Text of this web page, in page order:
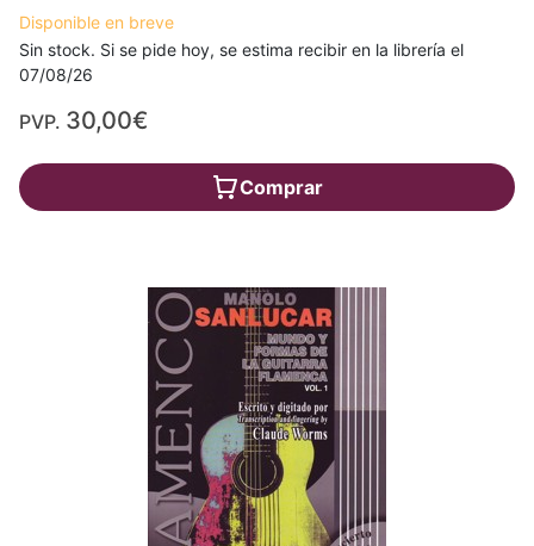
Disponible en breve
Sin stock. Si se pide hoy, se estima recibir en la librería el
07/08/26
PVP. 30,00€
Comprar